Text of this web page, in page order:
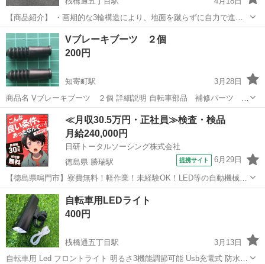
【商品紹介】 ・画期的な3輪構造により、地面を蹴らずに自力で進む
ことができる3輪スクーター。 ・お子様でも操作しやすい軽量フレー
ムを使用。足を乗せるデッキ部分は高品質のABS樹脂を採用。 ・安全
かつ簡単に停止できるようハ...
高知 高知市 桟橋通五丁目駅 三輪車
Vブレーキブーツ ２個
200円
知寄町駅
3月28日
商品名 Vブレーキブーツ ２個 詳細説明 自転車部品 補修パーツ V
ブレーキブーツ Vブレーキの補修パーツになります。 素材：ゴム サイ
ズ 長さ: 3.7cm 口径：8.5mm、5mm...
高知 高知市 知寄町駅 その他 部品
≪月収30.5万円・正社員≫検査・検品
月給240,000円
日研トータルソーシング株式会社
徳島県 勝瑞駅
提携サイト 6月29日
【徳島県鳴門市】寮費無料！軽作業！未経験OK！LED等の自動機械加
工・検査・梱包・データ入力《お仕事No.NS0560》 お仕事について ス
マートフォンやパソコン、車などに使われるLED等の電子部品の製造
とそれに付帯する作...
徳島 鳴門市 勝瑞駅
自転車用LEDライト
400円
桟橋通五丁目駅
3月13日
自転車用 Led フロントライト 明るさ3機能調節可能 Usb充電式 防水設